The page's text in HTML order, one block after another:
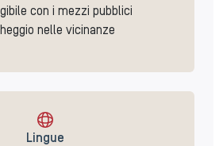
con i mezzi pubblici
nelle vicinanze
Lingue